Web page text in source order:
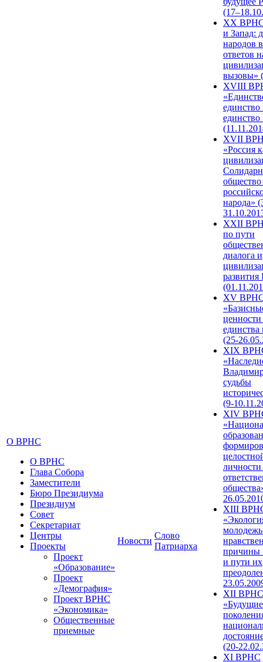
О ВРНС
О ВРНС
Глава Собора
Заместители
Бюро Президиума
Президиум
Совет
Секретариат
Центры
Проекты
Проект
«Образование»
Проект
«Демография»
Проект ВРНС
«Экономика»
Общественные
приемные
Новости
Слово
Патриарха
XX ВРНС
и Запад:
народов
ответов
вызовы»
XVIII
единство
единство
XVII
«Россия
народа»
XXII
по пути
диалога и
развития
XV
единства
(25-
XIX
судьбы
(9-
XIV
XIII
причины
и пути их
XII ВРНС
«Будущие
(20-
XI ВРНС